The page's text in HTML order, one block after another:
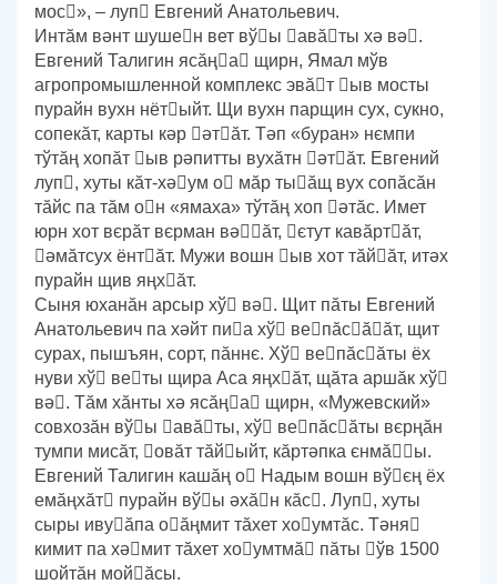
мос», – луп Евгений Анатольевич.
Интӑм вәнт шушен вет вўы авӑты хә вә.
Евгений Талигин ясӑңа щирн, Ямал мўв
агропромышленной комплекс эвӑт ыв мосты
пурайн вухн нётыйт. Щи вухн парщин сух, сукно,
сопекӑт, карты кәр әтӑт. Тәп «буран» нємпи
тўтӑң хопӑт ыв рәпитты вухӑтн әтӑт. Евгений
луп, хуты кӑт-хәум о мӑр тыӑщ вух сопӑсӑн
тӑйс па тӑм он «ямаха» тўтӑң хоп әтӑс. Имет
юрн хот вєрӑт вєрман вәӑт, єтут кавӑртӑт,
әмӑтсух ёнтӑт. Мужи вошн ыв хот тӑйӑт, итәх
пурайн щив яңхӑт.
Сыня юханӑн арсыр хў вә. Щит пӑты Евгений
Анатольевич па хәйт пиа хў вепӑсӑӑт, щит
сурах, пышъян, сорт, пӑннє. Хў вепӑсӑты ёх
нуви хў веты щира Аса яңхӑт, щӑта аршӑк хў
вә. Тӑм хӑнты хә ясӑңа щирн, «Мужевский»
совхозӑн вўы авӑты, хў вепӑсӑты вєрңӑн
тумпи мисӑт, овӑт тӑйыйт, кӑртәпка єнмӑы.
Евгений Талигин кашӑң о Надым вошн вўєң ёх
емӑңхӑт пурайн вўы әхӑн кӑс. Луп, хуты
сыры ивуӑпа оӑңмит тӑхет хоумтӑс. Тәня
кимит па хәмит тӑхет хоумтмӑ пӑты ўв 1500
шойтӑн мойӑсы.